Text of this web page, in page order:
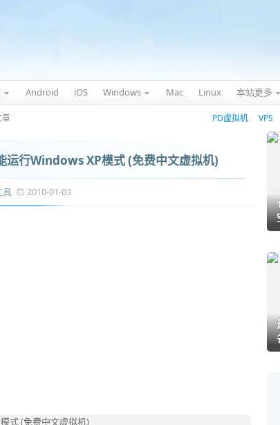
Android iOS Windows Mac Linux 本站更多
章 PD虚拟机 VPS
运行Windows XP模式 (免费中文虚拟机)
具 2010-01-03